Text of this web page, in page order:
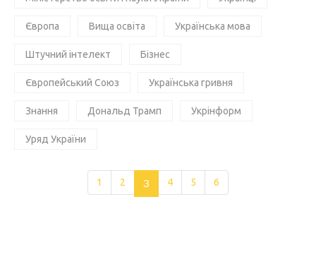
Європа Вища освіта Українська мова
Штучний інтелект Бізнес
Європейський Союз Українська гривня
Знання Дональд Трамп Укрінформ
Уряд України
1 2 3 4 5 6